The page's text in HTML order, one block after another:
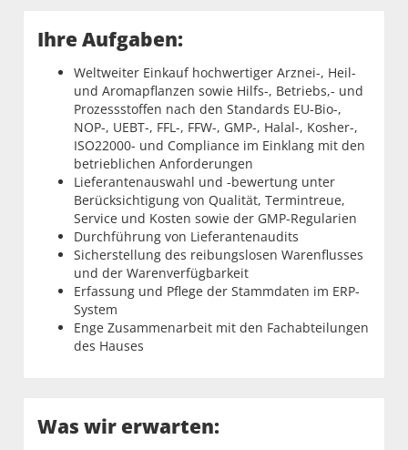
Ihre Aufgaben:
Weltweiter Einkauf hochwertiger Arznei-, Heil-
und Aromapflanzen sowie Hilfs-, Betriebs,- und
Prozessstoffen nach den Standards EU-Bio-,
NOP-, UEBT-, FFL-, FFW-, GMP-, Halal-, Kosher-,
ISO22000- und Compliance im Einklang mit den
betrieblichen Anforderungen
Lieferantenauswahl und -bewertung unter
Berücksichtigung von Qualität, Termintreue,
Service und Kosten sowie der GMP-Regularien
Durchführung von Lieferantenaudits
Sicherstellung des reibungslosen Warenflusses
und der Warenverfügbarkeit
Erfassung und Pflege der Stammdaten im ERP-
System
Enge Zusammenarbeit mit den Fachabteilungen
des Hauses
Was wir erwarten: